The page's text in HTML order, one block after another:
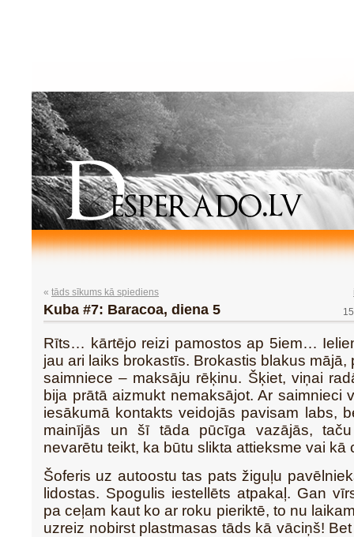
« tāds sīkums kā spiediens
Kuba #7: Baracoa, diena 5
Rīts… kārtējo reizi pamostos ap 5iem…
jau ari laiks brokastīs. Brokastis blakus mājā,
saimniece – maksāju rēķinu. Šķiet, viņai
bija prātā aizmukt nemaksājot. Ar saimnieci
iesākumā kontakts veidojās pavisam labs,
mainījās un šī tāda pūcīga vazājās,
nevarētu teikt, ka būtu slikta attieksme vai kā
Šoferis uz autoostu tas pats žiguļu
lidostas. Spogulis iestellēts atpakaļ. Gan
pa ceļam kaut ko ar roku pieriktē, to nu
uzreiz nobirst plastmasas tāds kā vāciņš!